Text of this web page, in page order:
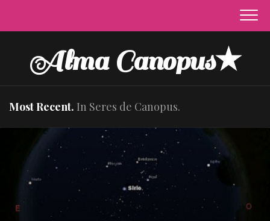
content
Alma Canopus★
Most Recent. In Seres de Canopus.